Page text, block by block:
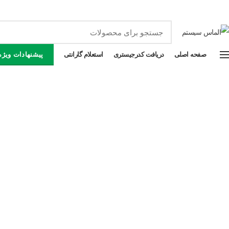
صفحه اصلی دریافت کدرجیستری استعلام گارانتی پیشنهادات